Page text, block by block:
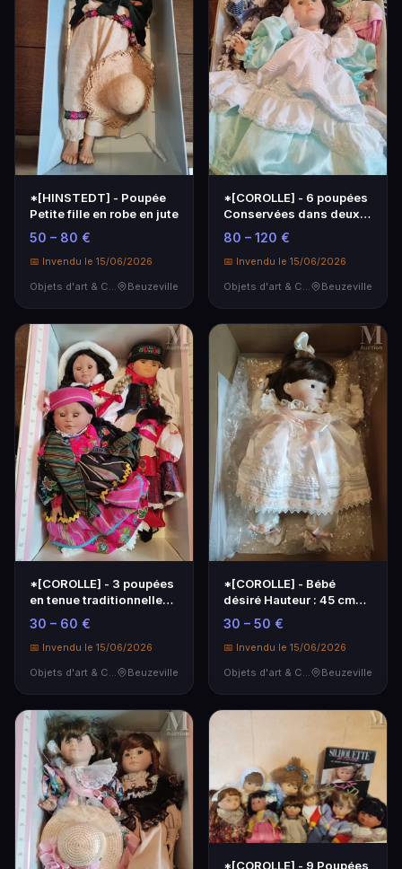
*[HINSTEDT] - Poupée
Petite fille en robe en jute
50 – 80 €
📅 Invendu le 15/06/2026
Beuzeville
*[COROLLE] - 6 poupées
Conservées dans deux
boîtes
80 – 120 €
📅 Invendu le 15/06/2026
Beuzeville
*[COROLLE] - 3 poupées
en tenue traditionnelle
avec des tres…
30 – 60 €
📅 Invendu le 15/06/2026
Beuzeville
*[COROLLE] - Bébé
désiré Hauteur : 45 cm
conservé dans une b…
30 – 50 €
📅 Invendu le 15/06/2026
Beuzeville
*[COROLLE] - 9 Poupées